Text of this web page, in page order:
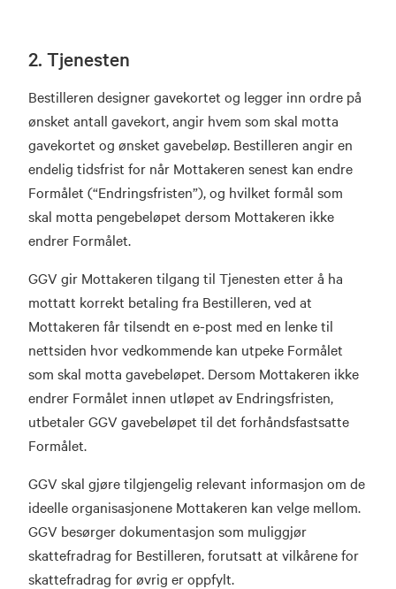
2. Tjenesten
Bestilleren designer gavekortet og legger inn ordre på
ønsket antall gavekort, angir hvem som skal motta
gavekortet og ønsket gavebeløp. Bestilleren angir en
endelig tidsfrist for når Mottakeren senest kan endre
Formålet (“Endringsfristen”), og hvilket formål som
skal motta pengebeløpet dersom Mottakeren ikke
endrer Formålet.
GGV gir Mottakeren tilgang til Tjenesten etter å ha
mottatt korrekt betaling fra Bestilleren, ved at
Mottakeren får tilsendt en e-post med en lenke til
nettsiden hvor vedkommende kan utpeke Formålet
som skal motta gavebeløpet. Dersom Mottakeren ikke
endrer Formålet innen utløpet av Endringsfristen,
utbetaler GGV gavebeløpet til det forhåndsfastsatte
Formålet.
GGV skal gjøre tilgjengelig relevant informasjon om de
ideelle organisasjonene Mottakeren kan velge mellom.
GGV besørger dokumentasjon som muliggjør
skattefradrag for Bestilleren, forutsatt at vilkårene for
skattefradrag for øvrig er oppfylt.